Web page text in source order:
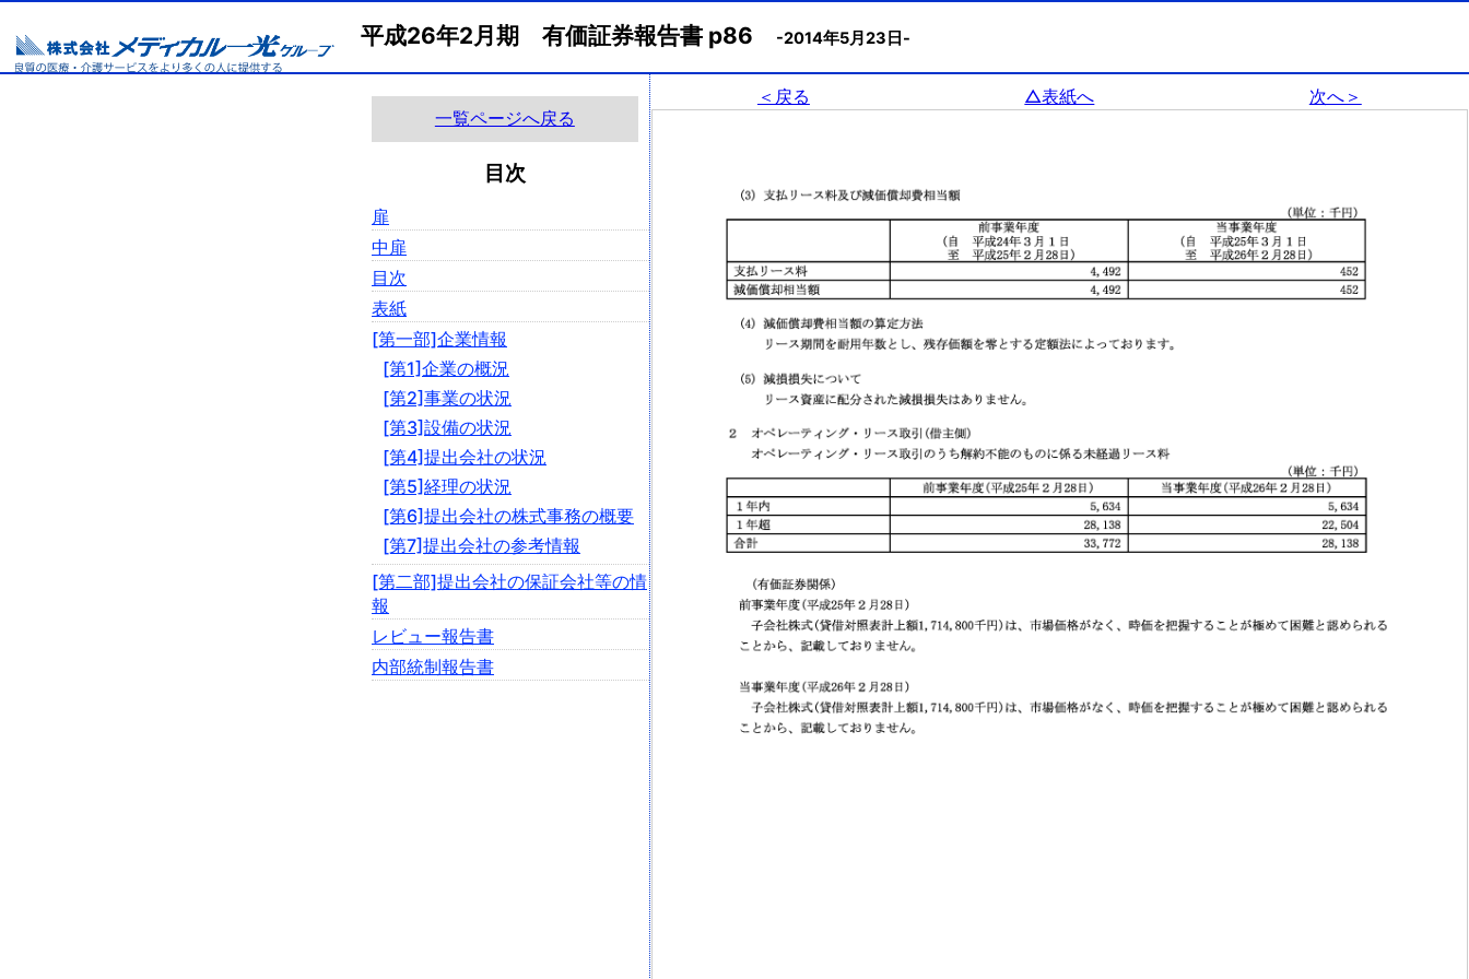
平成26年2月期 有価証券報告書 p86 -2014年5月23日-
一覧ページへ戻る
目次
扉
中扉
目次
表紙
[第一部]企業情報
[第1]企業の概況
[第2]事業の状況
[第3]設備の状況
[第4]提出会社の状況
[第5]経理の状況
[第6]提出会社の株式事務の概要
[第7]提出会社の参考情報
[第二部]提出会社の保証会社等の情
報
レビュー報告書
内部統制報告書
＜戻る △表紙へ 次へ＞